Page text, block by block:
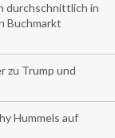
durchschnittlich in
Buchmarkt
zu Trump und
Hummels auf